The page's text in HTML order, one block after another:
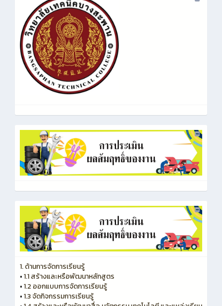
1. ด้านการจัดการเรียนรู้
•1.1 สร้างและหรือพัฒนาหลักสูตร
•1.2 ออกแบบการจัดการเรียนรู้
•1.3 จัดกิจกรรมการเรียนรู้